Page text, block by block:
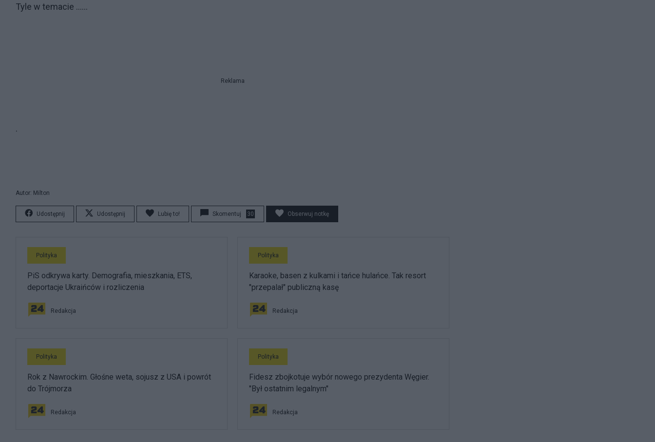
Tyle w temacie ......
Reklama
.
Autor: Milton
Udostępnij Udostępnij Lubię to! Skomentuj 30 Obserwuj notkę
Polityka
PiS odkrywa karty. Demografia, mieszkania, ETS,
deportacje Ukraińców i rozliczenia
Redakcja
Polityka
Karaoke, basen z kulkami i tańce hulańce. Tak resort
"przepalał" publiczną kasę
Redakcja
Polityka
Rok z Nawrockim. Głośne weta, sojusz z USA i powrót
do Trójmorza
Redakcja
Polityka
Fidesz zbojkotuje wybór nowego prezydenta Węgier.
"Był ostatnim legalnym"
Redakcja